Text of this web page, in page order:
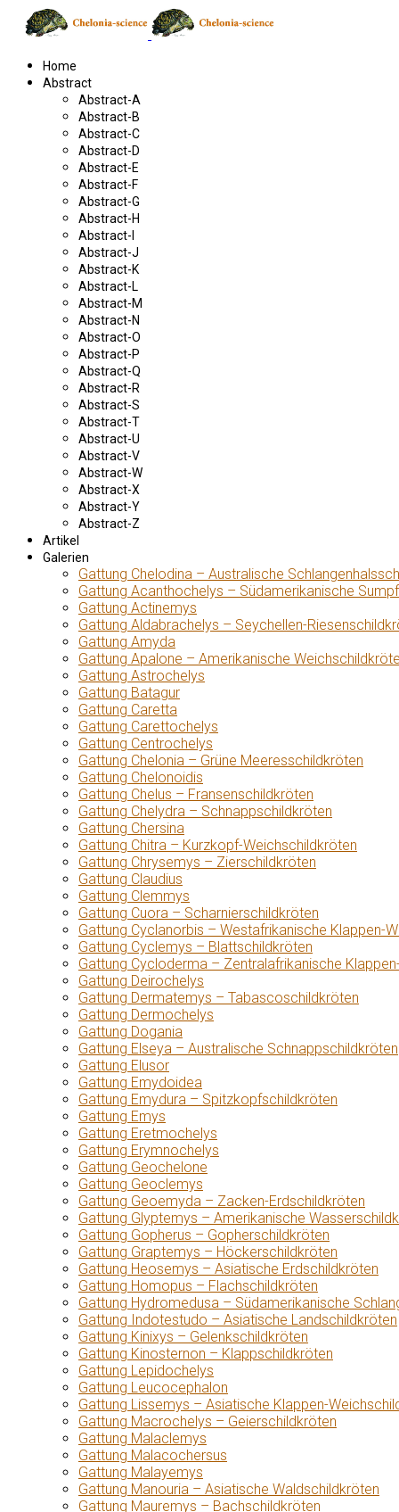
Home
Abstract
Abstract-A
Abstract-B
Abstract-C
Abstract-D
Abstract-E
Abstract-F
Abstract-G
Abstract-H
Abstract-I
Abstract-J
Abstract-K
Abstract-L
Abstract-M
Abstract-N
Abstract-O
Abstract-P
Abstract-Q
Abstract-R
Abstract-S
Abstract-T
Abstract-U
Abstract-V
Abstract-W
Abstract-X
Abstract-Y
Abstract-Z
Artikel
Galerien
Gattung Chelodina – Australische
Gattung Acanthochelys – Südamerikanische
Gattung Actinemys
Gattung Aldabrachelys – Seychellen-
Gattung Amyda
Gattung Apalone – Amerikanische
Gattung Astrochelys
Gattung Batagur
Gattung Caretta
Gattung Carettochelys
Gattung Centrochelys
Gattung Chelonia – Grüne Meeresschildkröten
Gattung Chelonoidis
Gattung Chelus – Fransenschildkröten
Gattung Chelydra – Schnappschildkröten
Gattung Chersina
Gattung Chitra – Kurzkopf-Weichschildkröten
Gattung Chrysemys – Zierschildkröten
Gattung Claudius
Gattung Clemmys
Gattung Cuora – Scharnierschildkröten
Gattung Cyclanorbis – Westafrikanische Klappen-
Gattung Cyclemys – Blattschildkröten
Gattung Cycloderma – Zentralafrikanische
Gattung Deirochelys
Gattung Dermatemys – Tabascoschildkröten
Gattung Dermochelys
Gattung Dogania
Gattung Elseya – Australische Schnappschildkröten
Gattung Elusor
Gattung Emydoidea
Gattung Emydura – Spitzkopfschildkröten
Gattung Emys
Gattung Eretmochelys
Gattung Erymnochelys
Gattung Geochelone
Gattung Geoclemys
Gattung Geoemyda – Zacken-Erdschildkröten
Gattung Glyptemys – Amerikanische
Gattung Gopherus – Gopherschildkröten
Gattung Graptemys – Höckerschildkröten
Gattung Heosemys – Asiatische Erdschildkröten
Gattung Homopus – Flachschildkröten
Gattung Hydromedusa – Südamerikanische
Gattung Indotestudo – Asiatische Landschildkröten
Gattung Kinixys – Gelenkschildkröten
Gattung Kinosternon – Klappschildkröten
Gattung Lepidochelys
Gattung Leucocephalon
Gattung Lissemys – Asiatische Klappen-
Gattung Macrochelys – Geierschildkröten
Gattung Malaclemys
Gattung Malacochersus
Gattung Malayemys
Gattung Manouria – Asiatische Waldschildkröten
Gattung Mauremys – Bachschildkröten